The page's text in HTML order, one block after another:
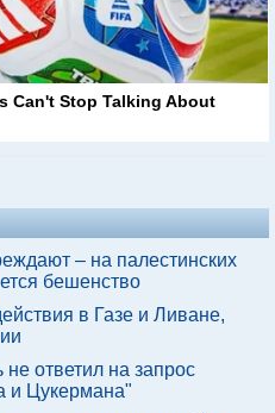
Can't Stop Talking About
– на палестинских
бешенство
в Газе и Ливане,
ответил на запрос
и Цукермана"